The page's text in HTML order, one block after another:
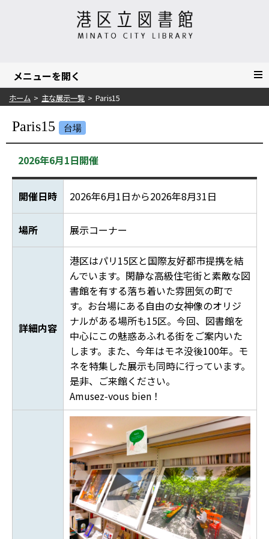
ホーム 主な展示一覧 Paris15
Paris15 台場
2026年6月1日開催
開催日時 2026年6月1日から2026年8月31日
場所 展示コーナー
詳細内容
港区はパリ15区と国際友好都市提携を結
んでいます。閑静な高級住宅街と素敵な図
書館を有する落ち着いた雰囲気の町で
す。お台場にある自由の女神像のオリジ
ナルがある場所も15区。今回、図書館を
中心にこの魅惑あふれる街をご案内いた
します。また、今年はモネ没後100年。モ
ネを特集した展示も同時に行っています。
是非、ご来館ください。
Amusez‑vous bien！